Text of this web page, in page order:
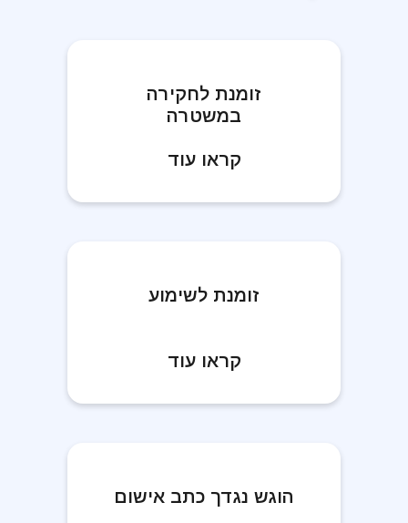
זומנת לחקירה
במשטרה
קראו עוד
זומנת לשימוע
קראו עוד
הוגש נגדך כתב אישום